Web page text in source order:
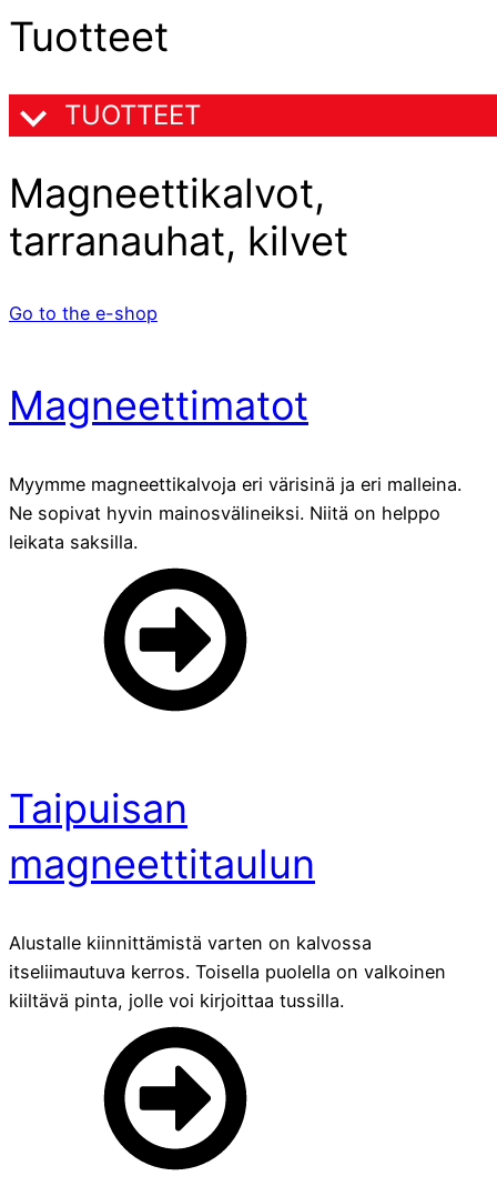
Tuotteet
TUOTTEET
Magneettikalvot,
tarranauhat, kilvet
Go to the e-shop
Magneettimatot
Myymme magneettikalvoja eri värisinä ja eri malleina.
Ne sopivat hyvin mainosvälineiksi. Niitä on helppo
leikata saksilla.
Taipuisan
magneettitaulun
Alustalle kiinnittämistä varten on kalvossa
itseliimautuva kerros. Toisella puolella on valkoinen
kiiltävä pinta, jolle voi kirjoittaa tussilla.